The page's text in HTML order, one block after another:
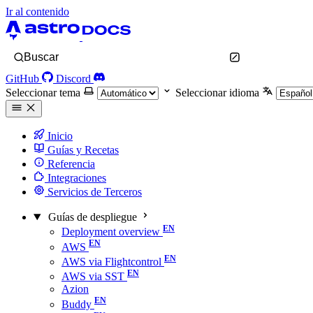
Ir al contenido
Buscar
GitHub
Discord
Seleccionar tema
Seleccionar idioma
Inicio
Guías y Recetas
Referencia
Integraciones
Servicios de Terceros
Guías de despliegue
Deployment overview
AWS
AWS via Flightcontrol
AWS via SST
Azion
Buddy